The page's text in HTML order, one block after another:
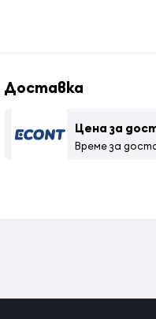
Доставка
Цена за
Време за